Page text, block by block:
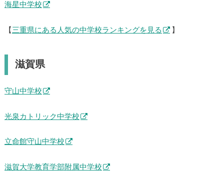
海星中学校
【 三重県にある人気の中学校ランキングを見る 】
滋賀県
守山中学校
光泉カトリック中学校
立命館守山中学校
滋賀大学教育学部附属中学校